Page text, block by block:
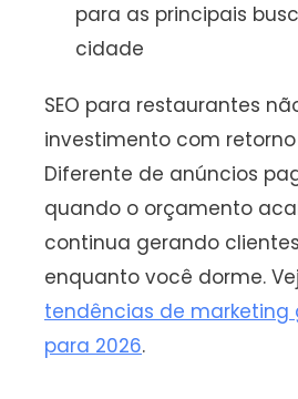
para as principais
cidade
SEO para restaurantes
investimento com
Diferente de anúncios
quando o orçamento
continua gerando
enquanto você dorme.
tendências de marketing
para 2026.